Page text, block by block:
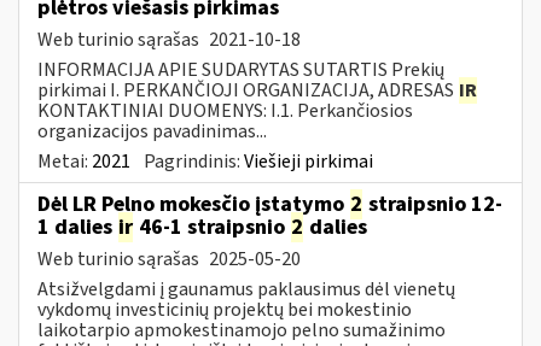
plėtros viešasis pirkimas
Web turinio sąrašas 2021-10-18
INFORMACIJA APIE SUDARYTAS SUTARTIS Prekių
pirkimai I. PERKANČIOJI ORGANIZACIJA, ADRESAS IR
KONTAKTINIAI DUOMENYS: I.1. Perkančiosios
organizacijos pavadinimas...
Metai: 2021 Pagrindinis:Viešieji pirkimai
Dėl LR Pelno mokesčio įstatymo 2 straipsnio 12-
1 dalies ir 46-1 straipsnio 2 dalies
Web turinio sąrašas 2025-05-20
Atsižvelgdami į gaunamus paklausimus dėl vienetų
vykdomų investicinių projektų bei mokestinio
laikotarpio apmokestinamojo pelno sumažinimo